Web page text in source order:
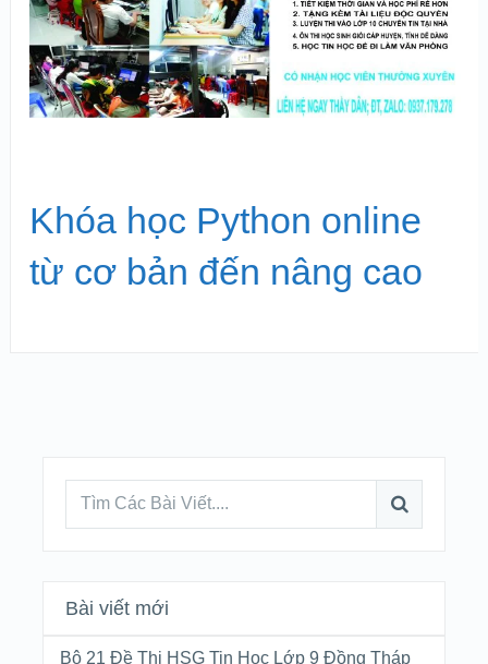
Khóa học Python online
từ cơ bản đến nâng cao
Bài viết mới
Bộ 21 Đề Thi HSG Tin Học Lớp 9 Đồng Tháp